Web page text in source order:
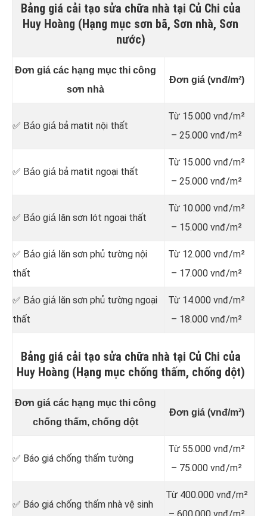
Bảng giá cải tạo sửa chữa nhà tại Củ Chi của
Huy Hoàng (Hạng mục sơn bã, Sơn nhà, Sơn
nước)
Đơn giá các hạng mục thi công
sơn nhà
Đơn giá (vnđ/m²)
✅ Báo giá bả matit nội thất
Từ 15.000 vnđ/m²
– 25.000 vnđ/m²
✅ Báo giá bả matit ngoại thất
Từ 15.000 vnđ/m²
– 25.000 vnđ/m²
✅ Báo giá l ăn sơn lót ngoại thất
Từ 10.000 vnđ/m²
– 15.000 vnđ/m²
✅ Báo giá l ăn sơn phủ tường nội
thất
Từ 12.000 vnđ/m²
– 17.000 vnđ/m²
✅ Báo giá l ăn sơn phủ tường ngoại
thất
Từ 14.000 vnđ/m²
– 18.000 vnđ/m²
Bảng giá cải tạo sửa chữa nhà tại Củ Chi của
Huy Hoàng (Hạng mục chống thấm, chống dột)
Đơn giá các hạng mục thi công
chống thấm, chống dột
Đơn giá (vnđ/m²)
✅ Báo giá chống thấm tường
Từ 55.000 vnđ/m²
– 75.000 vnđ/m²
✅ Báo giá chống thấm nhà vệ sinh
Từ 400.000 vnđ/m²
– 600.000 vnđ/m²